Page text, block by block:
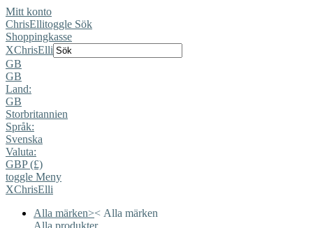
Mitt konto
ChrisEllitoggle Sök
Shoppingkasse
XChrisElli
GB
GB
Land:
GB
Storbritannien
Språk:
Svenska
Valuta:
GBP (£)
toggle Meny
XChrisElli
Alla märken>< Alla märken
Alla produkter